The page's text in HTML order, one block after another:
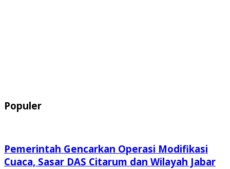
Populer
Pemerintah Gencarkan Operasi Modifikasi
Cuaca, Sasar DAS Citarum dan Wilayah Jabar